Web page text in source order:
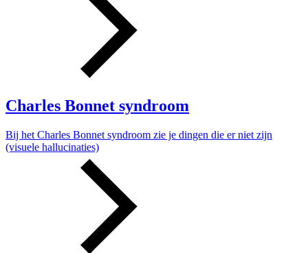
Charles Bonnet syndroom
Bij het Charles Bonnet syndroom zie je dingen die er niet zijn
(visuele hallucinaties)